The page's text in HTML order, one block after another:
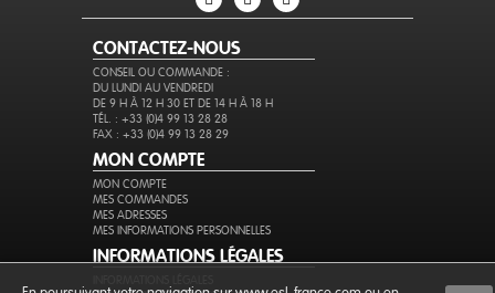
CONTACTEZ-NOUS
CONSEIL OU COMMANDE :
DU LUNDI AU VENDREDI
DE 9 H À 12 H 30 ET DE 14 H À 18 H
TÉL. : +33 (0)4 99 13 28 28
FAX : +33 (0)4 99 13 28 29
MON COMPTE
MON COMPTE
MES COMMANDES
MES ADRESSES
MES INFORMATIONS PERSONNELLES
INFORMATIONS LÉGALES